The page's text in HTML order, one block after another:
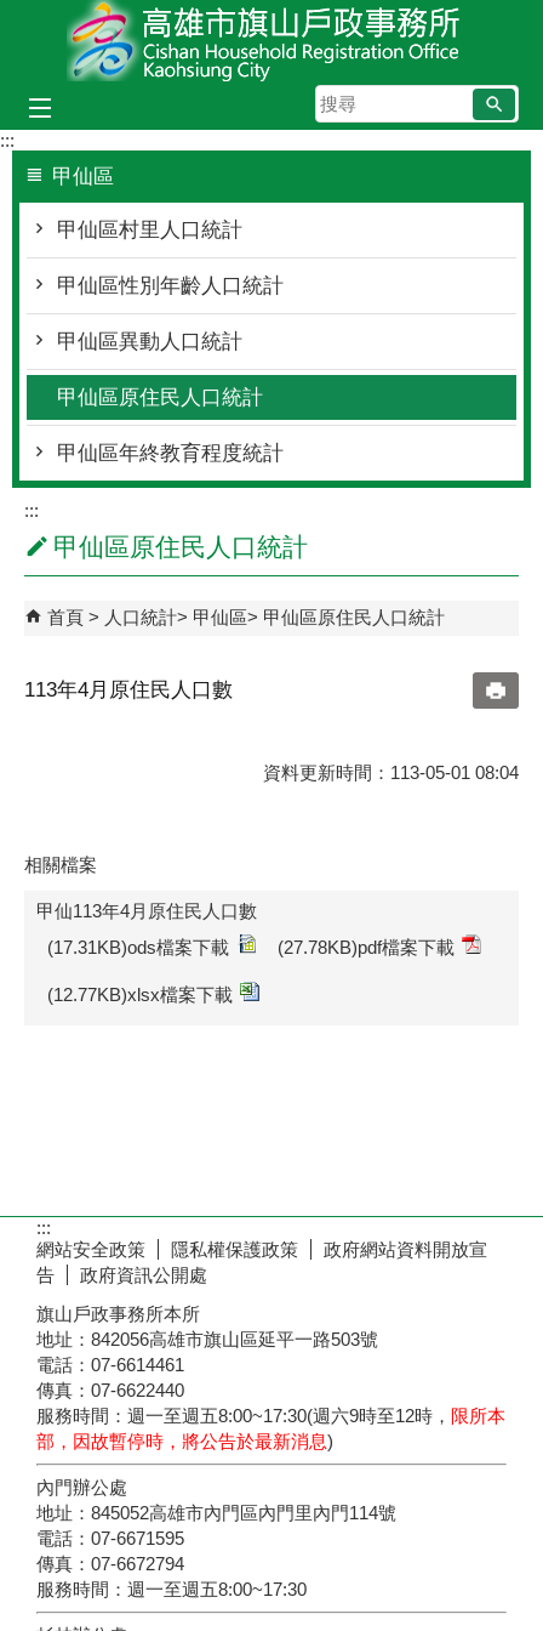
跳到主要內容區塊
搜
尋
:::
甲仙區
甲仙區村里人口統計
甲仙區性別年齡人口統計
甲仙區異動人口統計
甲仙區原住民人口統計
甲仙區年終教育程度統計
:::
甲仙區原住民人口統計
首頁 人口統計 甲仙區 甲仙區原住民人口統計
113年4月原住民人口數
資料更新時間：113-05-01 08:04
相關檔案
甲仙113年4月原住民人口數
(17.31KB)ods檔案下載
(27.78KB)pdf檔案下載
(12.77KB)xlsx檔案下載
:::
網站安全政策
隱私權保護政策
政府網站資料開放宣
告
政府資訊公開處
旗山戶政事務所本所
地址：842056高雄市旗山區延平一路503號
電話：07-6614461
傳真：07-6622440
服務時間：週一至週五8:00~17:30(週六9時至12時， 限所本
部，因故暫停時，將公告於最新消息)
內門辦公處
地址：845052高雄市內門區內門里內門114號
電話：07-6671595
傳真：07-6672794
服務時間：週一至週五8:00~17:30